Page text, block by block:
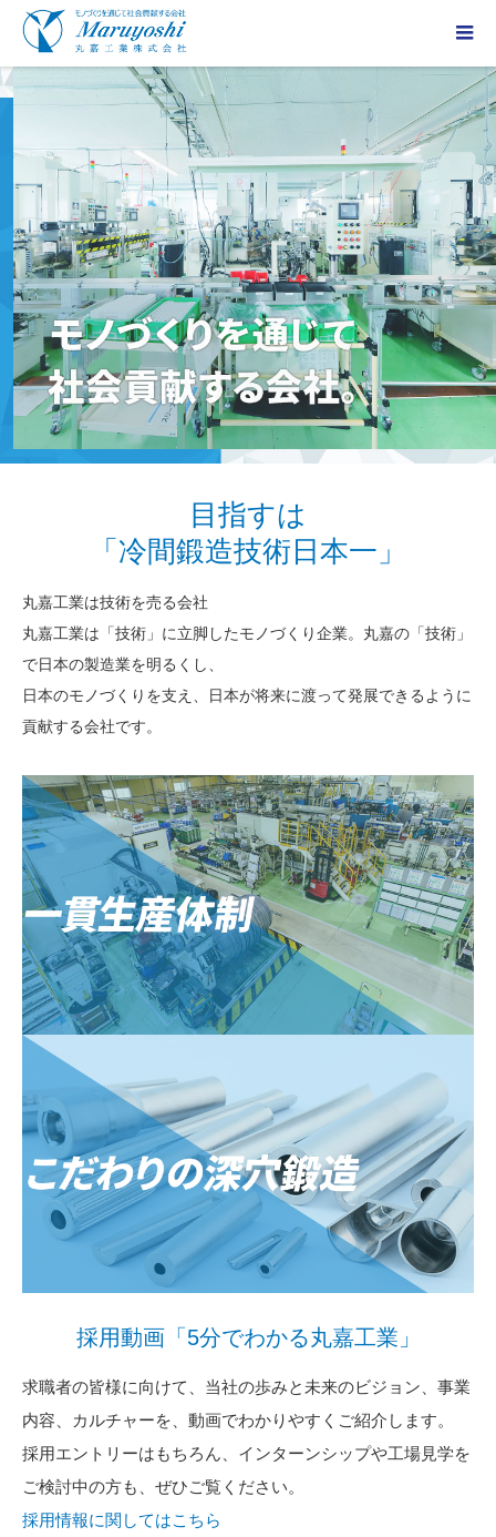
目指すは
「冷間鍛造技術日本一」
丸嘉工業は技術を売る会社
丸嘉工業は「技術」に立脚したモノづくり企業。丸嘉の「技術」
で日本の製造業を明るくし、
日本のモノづくりを支え、日本が将来に渡って発展できるように
貢献する会社です。
採用動画「5分でわかる丸嘉工業」
求職者の皆様に向けて、当社の歩みと未来のビジョン、事業
内容、カルチャーを、動画でわかりやすくご紹介します。
採用エントリーはもちろん、インターンシップや工場見学を
ご検討中の方も、ぜひご覧ください。
採用情報に関してはこちら